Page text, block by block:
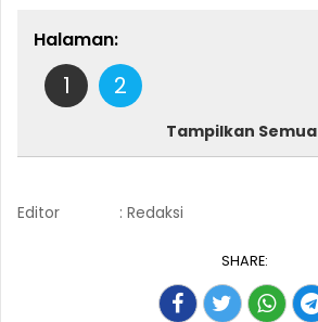
Halaman:
1 2
Tampilkan Semua
Editor : Redaksi
SHARE: